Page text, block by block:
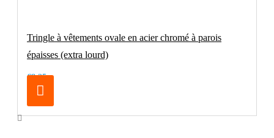
Tringle à vêtements ovale en acier chromé à parois
épaisses (extra lourd)
€8.25